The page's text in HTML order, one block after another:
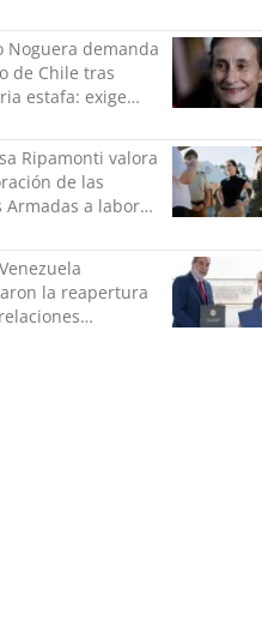
Noguera demanda
de Chile tras
estafa: exige
Ripamonti valora
de las
Armadas a labores
política”
la reapertura